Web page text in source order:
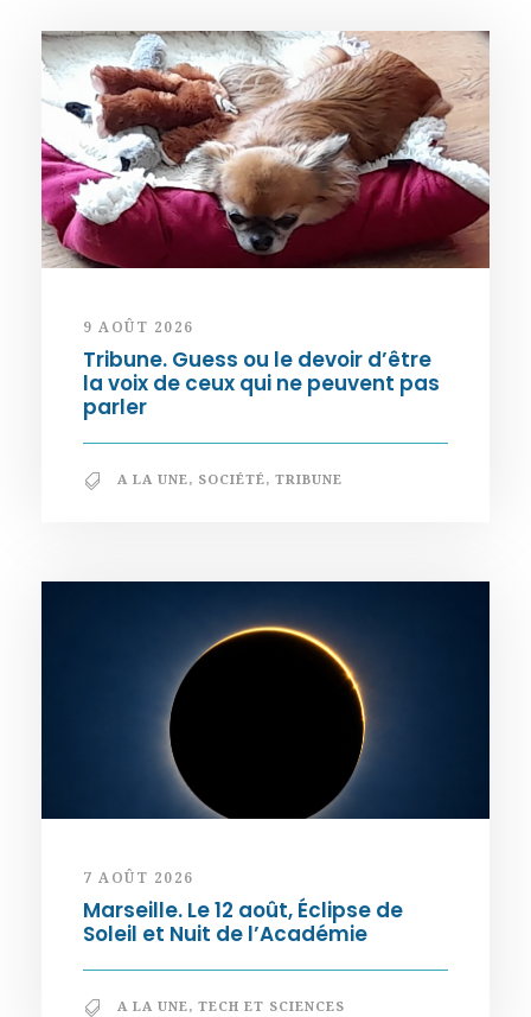
9 AOÛT 2026
Tribune. Guess ou le devoir d’être
la voix de ceux qui ne peuvent pas
parler
A LA UNE, SOCIÉTÉ, TRIBUNE
7 AOÛT 2026
Marseille. Le 12 août, Éclipse de
Soleil et Nuit de l’Académie
A LA UNE, TECH ET SCIENCES